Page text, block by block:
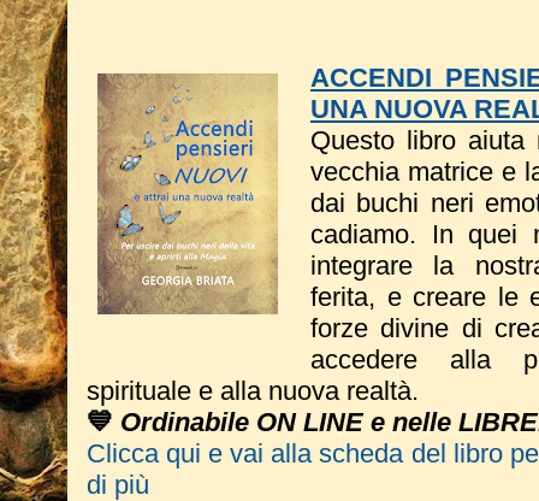
ACCENDI
UNA NUOVA
Questo libro aiuta
vecchia matrice e
dai buchi neri
cadiamo. In quei
integrare la
ferita, e creare le
forze divine di
accedere alla
spirituale e alla nuova realtà.
💙 Ordinabile ON LINE e nelle
Clicca qui e vai alla scheda del libro
di più